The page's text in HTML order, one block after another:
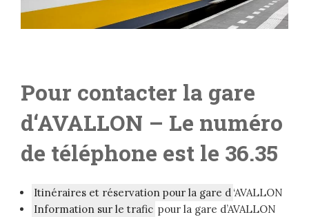
Pour contacter la gare
d‘AVALLON – Le numéro
de téléphone est le 36.35
Itinéraires et réservation pour la gare d ‘AVALLON
Information sur le trafic pour la gare d’AVALLON